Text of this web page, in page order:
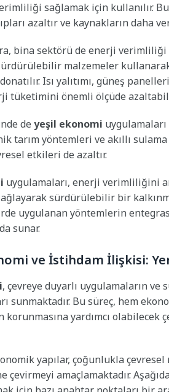
sağlamak için kullanılır.
azaltır ve kaynakların daha
bina sektörü de enerji
malzemeler
Isı yalıtımı, güneş
tüketimini önemli ölçüde
de yeşil ekonomi
tarım yöntemleri ve akıllı
etkileri de azaltır.
uygulamaları, enerji verimliliğini
sürdürülebilir bir
uygulanan yöntemlerin
sunar.
ve İstihdam İlişkisi:
, çevreye duyarlı uygulamaların
sunmaktadır. Bu süreç, hem
yardımcı olabilecek
yapılar, çoğunlukla
çevirmeyi amaçlamaktadır.